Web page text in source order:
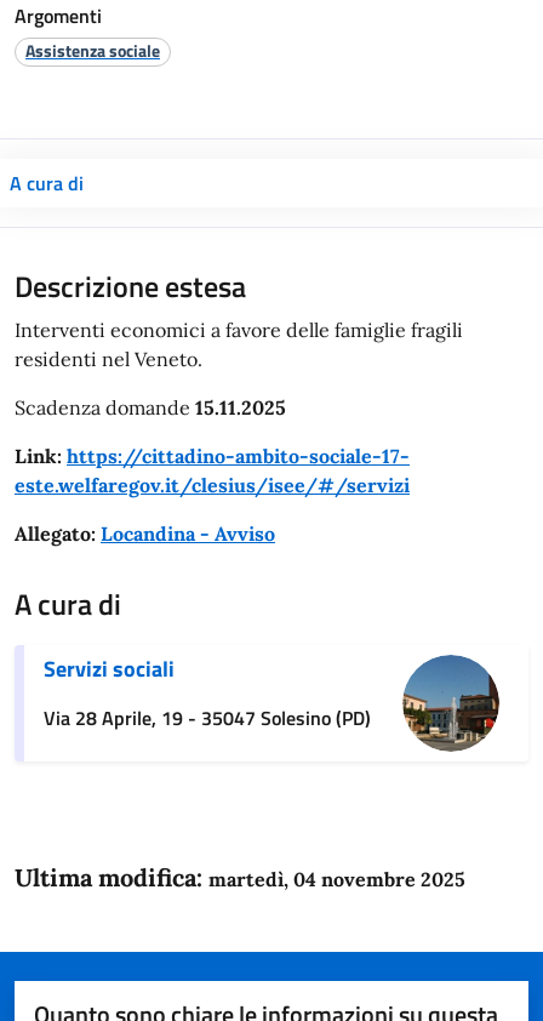
Argomenti
Assistenza sociale
A cura di
Descrizione estesa
Interventi economici a favore delle famiglie fragili
residenti nel Veneto.
Scadenza domande 15.11.2025
Link: https://cittadino-ambito-sociale-17-
este.welfaregov.it/clesius/isee/#/servizi
Allegato: Locandina - Avviso
A cura di
Servizi sociali
Via 28 Aprile, 19 - 35047 Solesino (PD)
Ultima modifica: martedì, 04 novembre 2025